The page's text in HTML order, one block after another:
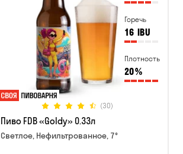
Горечь
16 IBU
Плотность
20%
(30)
Пиво FDB «Goldy» 0.33л
Светлое, Нефильтрованное, 7°